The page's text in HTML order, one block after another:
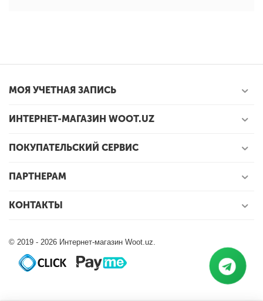
МОЯ УЧЕТНАЯ ЗАПИСЬ
ИНТЕРНЕТ-МАГАЗИН WOOT.UZ
ПОКУПАТЕЛЬСКИЙ СЕРВИС
ПАРТНЕРАМ
КОНТАКТЫ
© 2019 - 2026 Интернет-магазин Woot.uz.